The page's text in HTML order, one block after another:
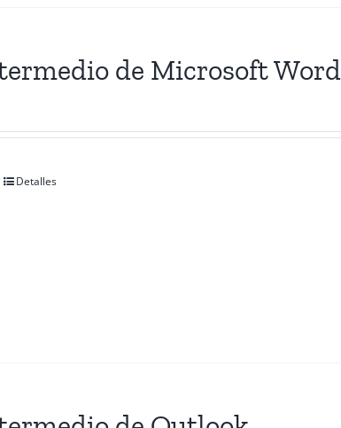
de Microsoft Word
Detalles